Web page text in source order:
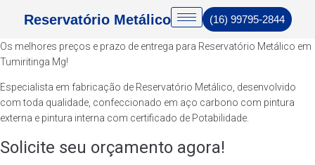
Reservatório Metálico (16) 99795-2844
Os melhores preços e prazo de entrega para Reservatório Metálico em
Tumiritinga Mg!
Especialista em fabricação de Reservatório Metálico, desenvolvido
com toda qualidade, confeccionado em aço carbono com pintura
externa e pintura interna com certificado de Potabilidade.
Solicite seu orçamento agora!